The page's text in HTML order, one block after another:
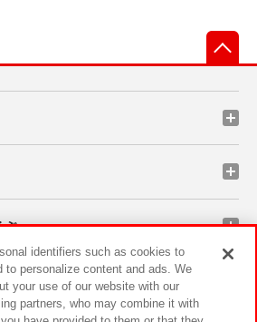
ぶ
ーン
identifiers such as cookies to
to personalize content and ads. We
your use of our website with our
partners, who may combine it with